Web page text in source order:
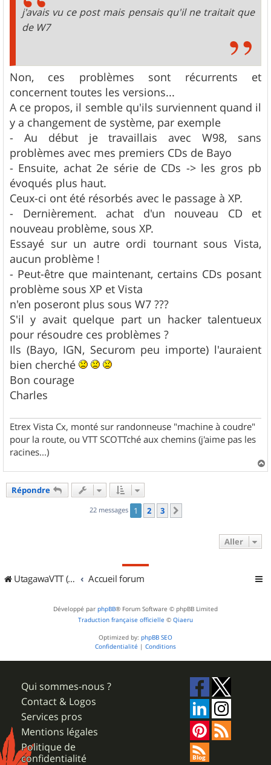
ej'avais vu ce post mais pensais qu'il ne traitait que
de W7
Non, ces problèmes sont récurrents et
concernent toutes les versions...
A ce propos, il semble qu'ils surviennent quand il
y a changement de système, par exemple
- Au début je travaillais avec W98, sans
problèmes avec mes premiers CDs de Bayo
- Ensuite, achat 2e série de CDs -> les gros pb
évoqués plus haut.
Ceux-ci ont été résorbés avec le passage à XP.
- Dernièrement. achat d'un nouveau CD et
nouveau problème, sous XP.
Essayé sur un autre ordi tournant sous Vista,
aucun problème !
- Peut-être que maintenant, certains CDs posant
problème sous XP et Vista
n'en poseront plus sous W7 ???
S'il y avait quelque part un hacker talentueux
pour résoudre ces problèmes ?
Ils (Bayo, IGN, Securom peu importe) l'auraient
bien cherché
Bon courage
Charles
Etrex Vista Cx, monté sur randonneuse "machine à coudre"
pour la route, ou VTT SCOTTché aux chemins (j'aime pas les
racines...)
a
Répondre
22 messages 1 2 3
Aller
UtagawaVTT (Randos VTT et VTTAE avec traces GPS) Accueil forum
Développé par phpBB® Forum Software © phpBB Limited
Traduction française officielle © Qiaeru
Optimized by: phpBB SEO
Confidentialité | Conditions
Qui sommes-nous ?
Contact & Logos
Services pros
Mentions légales
Politique de
confidentialité